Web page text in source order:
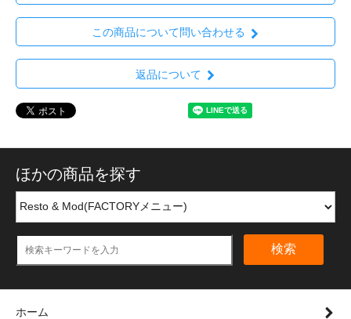
この商品について問い合わせる
返品について
ほかの商品を探す
検索
ホーム